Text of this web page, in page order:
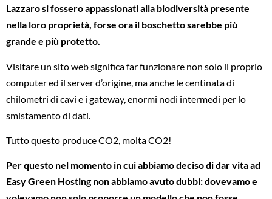
Lazzaro si fossero appassionati alla biodiversità presente
nella loro proprietà, forse ora il boschetto sarebbe più
grande e più protetto.
Visitare un sito web significa far funzionare non solo il proprio
computer ed il server d’origine, ma anche le centinata di
chilometri di cavi e i gateway, enormi nodi intermedi per lo
smistamento di dati.
Tutto questo produce CO2, molta CO2!
Per questo nel momento in cui abbiamo deciso di dar vita ad
Easy Green Hosting non abbiamo avuto dubbi: dovevamo e